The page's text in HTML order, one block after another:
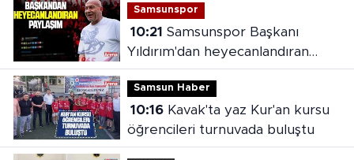
Samsunspor
10:21
Yıldırım'dan heyecanlandıran
paylaşım
Samsun Haber
10:16Kavak'ta yaz Kur'an kursu
öğrencileri turnuvada buluştu